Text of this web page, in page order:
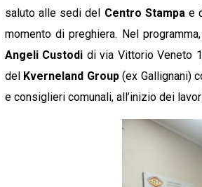
saluto alle sedi del Centro Stampae
momento di preghiera. Nel
Angeli Custodi di via Vittorio Veneto
del Kverneland Group(ex Gallignani)
e consiglieri comunali, all’inizio dei